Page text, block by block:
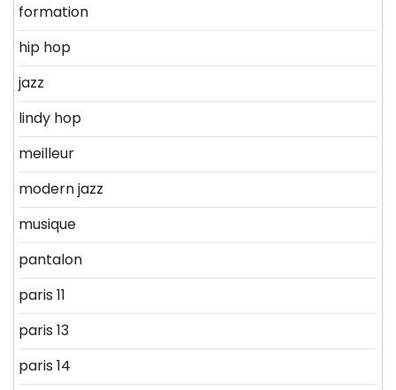
formation
hip hop
jazz
lindy hop
meilleur
modern jazz
musique
pantalon
paris 11
paris 13
paris 14